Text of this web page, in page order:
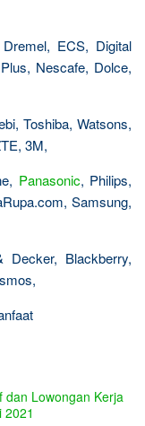
ECS, Digital
Nescafe, Dolce,
Toshiba, Watsons,
3M,
Panasonic, Philips,
Samsung,
Blackberry,
dan Lowongan Kerja
2021